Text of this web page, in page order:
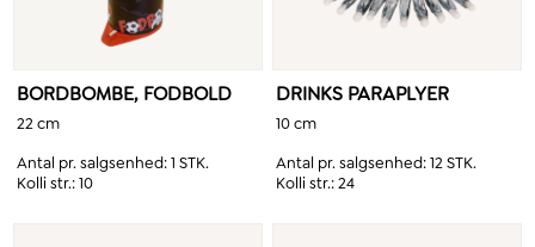
BORDBOMBE, FODBOLD
22 cm
Antal pr. salgsenhed:1 STK.
Kolli str.:10
DRINKS PARAPLYER
10 cm
Antal pr. salgsenhed:12 STK.
Kolli str.:24